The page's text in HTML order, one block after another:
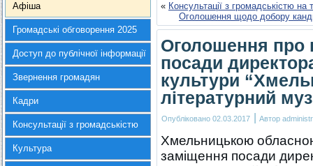
Афіша
Громадські обговорення 2025
Доступ до публічної інформації
Звернення громадян
Кадри
Консультації з громадськістю
Культура
« Консультації з громадськістю
Оголошення щодо добору
Оголошення про
посади
культури
літературний
Опубліковано 02.03.2017 | Автор
Хмельницькою
заміщення посади